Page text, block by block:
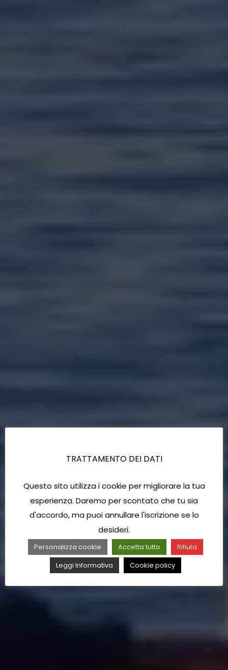
TRATTAMENTO DEI DATI
Questo sito utilizza i cookie per migliorare la tua
esperienza. Daremo per scontato che tu sia
d'accordo, ma puoi annullare l'iscrizione se lo
desideri.
Personalizza cookie Accetta tutto
Rifiuta
Leggi Informativa
Cookie policy